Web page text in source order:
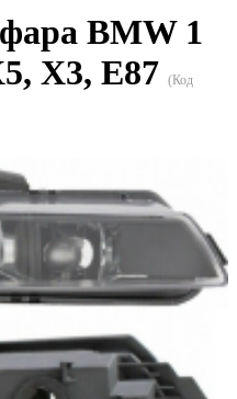
BMW 1
X3, E87 (Код